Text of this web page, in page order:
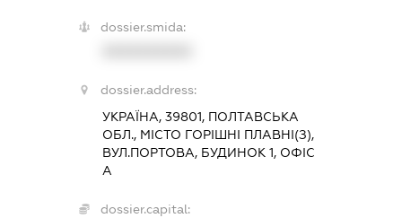
dossier.smida:
dossier.address:
УКРАЇНА, 39801, ПОЛТАВСЬКА
ОБЛ., МІСТО ГОРІШНІ ПЛАВНІ(З),
ВУЛ.ПОРТОВА, БУДИНОК 1, ОФІС
А
dossier.capital: